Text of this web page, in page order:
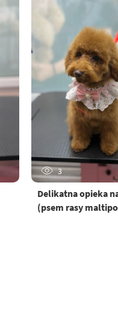
3
Delikatna opieka
(psem rasy